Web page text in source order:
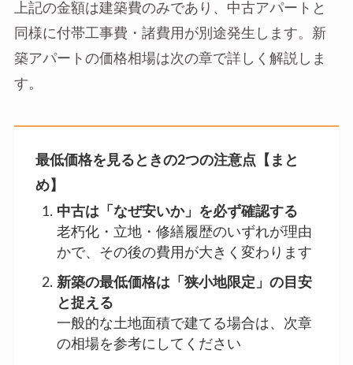
上記の金額は建築費のみであり、中古アパートと
同様に付帯工事費・諸費用が別途発生します。新
築アパートの価格相場は次の章で詳しく解説しま
す。
最低価格を見るときの2つの注意点【まと
め】
中古は「なぜ安いか」を必ず確認する
老朽化・立地・修繕履歴のいずれが理由
かで、その後の費用が大きく変わります
新築の最低価格は「狭小地限定」の目安
と捉える
一般的な土地面積で建てる場合は、次章
の相場を参考にしてください